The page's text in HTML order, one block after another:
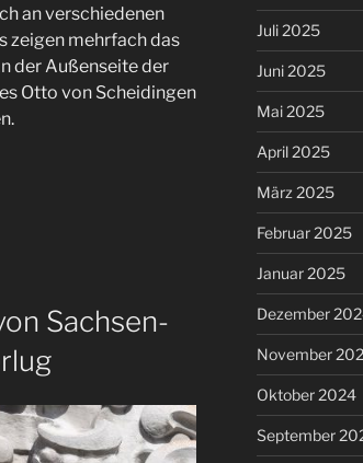
an verschiedenen
zeigen mehrfach das
der Außenseite der
Otto von Scheidingen
Sachsen-
Juli 2025
Juni 2025
Mai 2025
April 2025
März 2025
Februar 2025
Januar 2025
Dezember
November
Oktober 2024
September